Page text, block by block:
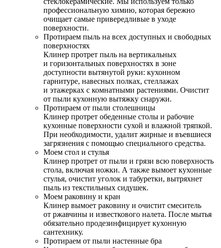
профессиональную химию, которая бережно
очищает самые привередливые в уходе
поверхности.
Протираем пыль на всех доступных и свободных
поверхностях
Клинер протрет пыль на вертикальных
и горизонтальных поверхностях в зоне
доступности вытянутой руки: кухонном
гарнитуре, навесных полках, стеллажах
и этажерках с комнатными растениями. Очистит
от пыли кухонную вытяжку снаружи.
Протираем от пыли столешницы
Клинер протрет обеденные столы и рабочие
кухонные поверхности сухой и влажной тряпкой.
При необходимости, удалит жирные и въевшиеся
загрязнения с помощью специального средства.
Моем стол и стулья
Клинер протрет от пыли и грязи всю поверхность
стола, включая ножки. А также вымоет кухонные
стулья, очистит уголок и табуретки, вытряхнет
пыль из текстильных сидушек.
Моем раковину и кран
Клинер вымоет раковину и очистит смеситель
от ржавчины и известкового налета. После мытья
обязательно продезинфицирует кухонную
сантехнику.
Протираем от пыли настенные бра